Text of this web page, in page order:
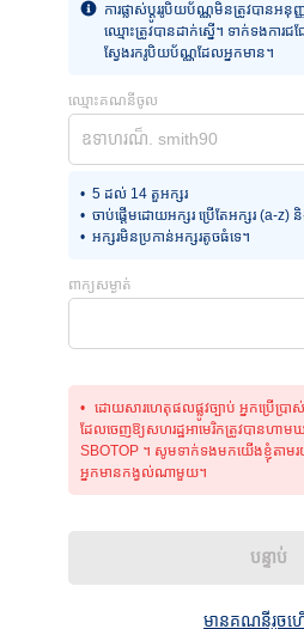
ការផ្លាស់ប្តូររូបិយប័ណ្ណមិនត្រូវបានអនុ
ឈ្មោះត្រូវបានដាក់ស្នើ។ ទាក់ទងការ
ស្វែងរករូបិយប័ណ្ណដែលអ្នកមាន។
ឈ្មោះ​គណនីចូល
5 ដល់ 14 តួអក្សរ
ចាប់ផ្តើមដោយអក្សរ ប្រើតែអក្សរ (a-z)
អក្សរមិនប្រកាន់អក្សរតូចធំទេ។
ពាក្យសម្ងាត់
ដោយសារហេតុផលផ្លូវច្បាប់ អ្នកប្រើប្រ
ដែលចេញឱ្យសហរដ្ឋអាមេរិកត្រូវបានហ
SBOTOP ។ សូមទាក់ទងមកយើងខ្ញុំតាមរ
អ្នកមានកង្វល់ណាមួយ។
បន្ទាប់
មានគណនីរួចហ